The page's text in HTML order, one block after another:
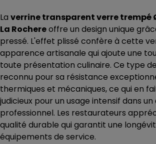
La verrine transparent verre trempé
La Rochereoffre un design unique
pressé. L'effet plissé confère à cette
apparence artisanale qui ajoute une
toute présentation culinaire. Ce type
reconnu pour sa résistance
thermiques et mécaniques, ce qui en
judicieux pour un usage intensif dans
professionnel. Les restaurateurs
qualité durable qui garantit une
équipements de service.